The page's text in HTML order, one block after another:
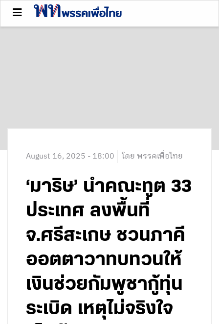
August 16, 2025 - 18:00 โดย พรรคเพื่อไทย
‘มาริษ’ นำคณะทูต 33
ประเทศ ลงพื้นที่
จ.ศรีสะเกษ ชวนภาคี
ออตตาวาทบทวนให้
เงินช่วยกัมพูชากู้ทุ่น
ระเบิด เหตุไม่จริงใจ